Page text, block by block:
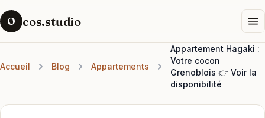
O cos.studio
Accueil Blog Appartements
Appartement Hagaki :
Votre cocon
Grenoblois 👉 Voir la
disponibilité